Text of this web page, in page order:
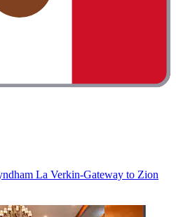
La Verkin-Gateway to Zion